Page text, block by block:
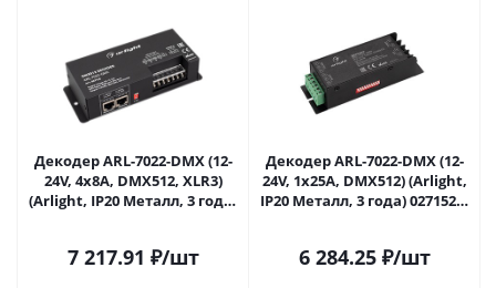
Декодер ARL-7022-DMX (12-
24V, 4x8A, DMX512, XLR3)
(Arlight, IP20 Металл, 3 года)
7 217.91 ₽/шт
Декодер ARL-7022-DMX (12-
24V, 1x25A, DMX512) (Arlight,
IP20 Металл, 3 года) 027152 в
6 284.25₽/шт